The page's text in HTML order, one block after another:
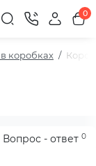
0
коробках
Вопрос - ответ 0